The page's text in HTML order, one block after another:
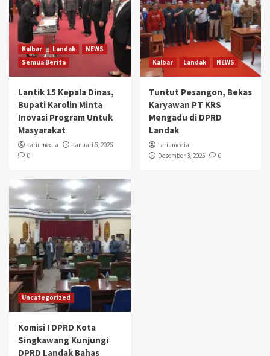
Kalbar Landak
NEWS
Semua Berita
Lantik 15 Kepala Dinas,
Bupati Karolin Minta
Inovasi Program Untuk
Masyarakat
tariumedia
Januari 6, 2026
0
Kalbar Landak NEWS
Tuntut Pesangon, Bekas
Karyawan PT KRS
Mengadu di DPRD
Landak
tariumedia
Desember 3, 2025
0
Uncategorized
Komisi I DPRD Kota
Singkawang Kunjungi
DPRD Landak Bahas